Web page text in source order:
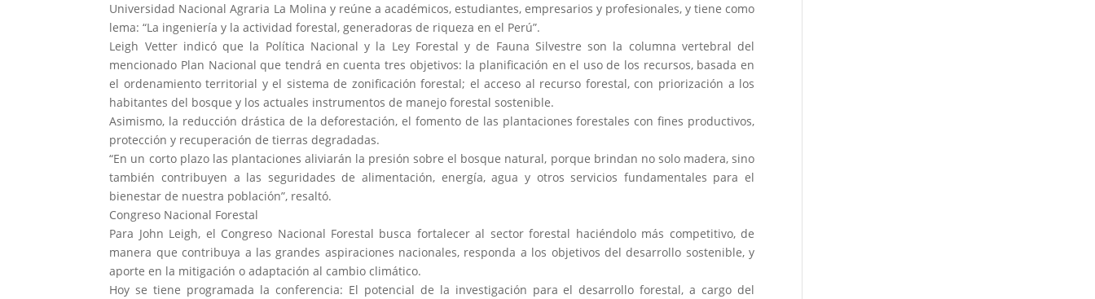
Universidad Nacional Agraria La Molina y reúne a académicos, estudiantes, empresarios y profesionales, y tiene como
lema: “La ingeniería y la actividad forestal, generadoras de riqueza en el Perú”.
Leigh Vetter indicó que la Política Nacional y la Ley Forestal y de Fauna Silvestre son la columna vertebral del
mencionado Plan Nacional que tendrá en cuenta tres objetivos: la planificación en el uso de los recursos, basada en
el ordenamiento territorial y el sistema de zonificación forestal; el acceso al recurso forestal, con priorización a los
habitantes del bosque y los actuales instrumentos de manejo forestal sostenible.
Asimismo, la reducción drástica de la deforestación, el fomento de las plantaciones forestales con fines productivos,
protección y recuperación de tierras degradadas.
“En un corto plazo las plantaciones aliviarán la presión sobre el bosque natural, porque brindan no solo madera, sino
también contribuyen a las seguridades de alimentación, energía, agua y otros servicios fundamentales para el
bienestar de nuestra población”, resaltó.
Congreso Nacional Forestal
Para John Leigh, el Congreso Nacional Forestal busca fortalecer al sector forestal haciéndolo más competitivo, de
manera que contribuya a las grandes aspiraciones nacionales, responda a los objetivos del desarrollo sostenible, y
aporte en la mitigación o adaptación al cambio climático.
Hoy se tiene programada la conferencia: El potencial de la investigación para el desarrollo forestal, a cargo del